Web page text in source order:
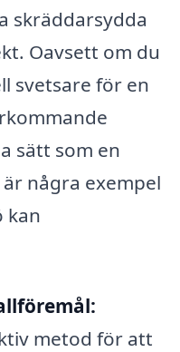
skräddarsydda
Oavsett om du
svetsare för en
sätt som en
några exempel
kan
metod för att